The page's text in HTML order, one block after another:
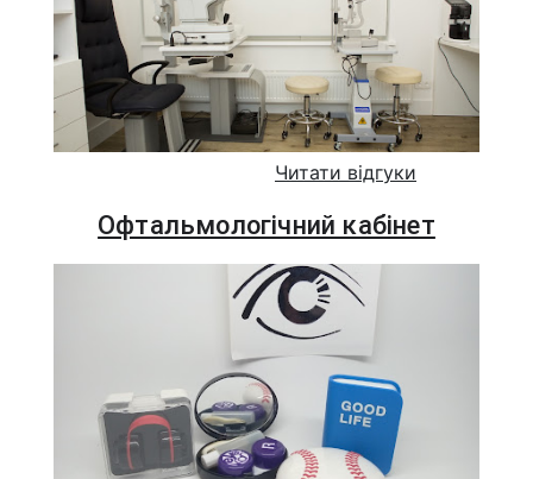
Читати відгуки
Офтальмологічний кабінет